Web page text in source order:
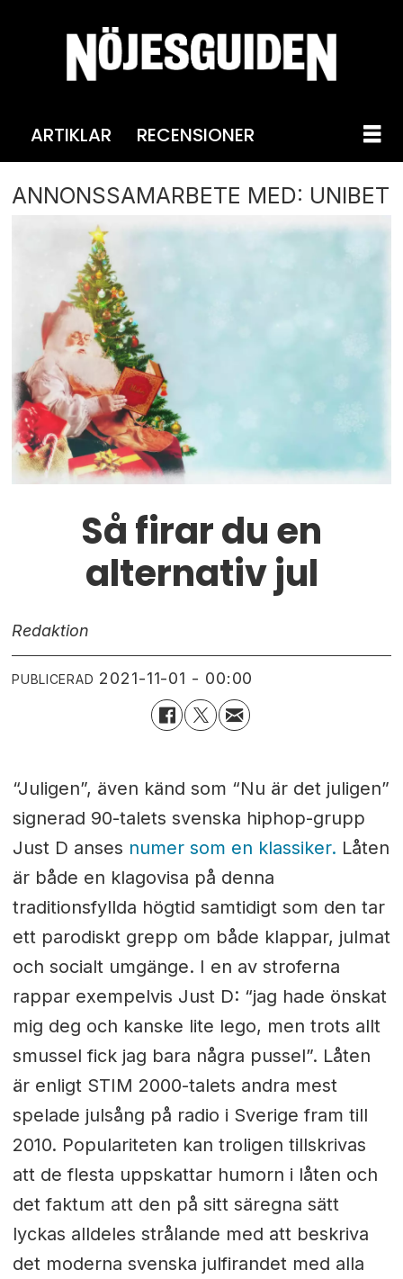
ARTIKLAR RECENSIONER
ANNONSSAMARBETE MED: UNIBET
Så firar du en
alternativ jul
Redaktion
PUBLICERAD 2021-11-01 - 00:00
“Juligen”, även känd som “Nu är det juligen”
signerad 90-talets svenska hiphop-grupp
Just D anses numer som en klassiker. Låten
är både en klagovisa på denna
traditionsfyllda högtid samtidigt som den tar
ett parodiskt grepp om både klappar, julmat
och socialt umgänge. I en av stroferna
rappar exempelvis Just D: “jag hade önskat
mig deg och kanske lite lego, men trots allt
smussel fick jag bara några pussel”. Låten
är enligt STIM 2000-talets andra mest
spelade julsång på radio i Sverige fram till
2010. Populariteten kan troligen tillskrivas
att de flesta uppskattar humorn i låten och
det faktum att den på sitt säregna sätt
lyckas alldeles strålande med att beskriva
det moderna svenska julfirandet med alla